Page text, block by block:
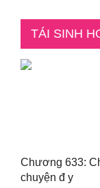
TÁI SINH
Chương 633:
chuyện đ y